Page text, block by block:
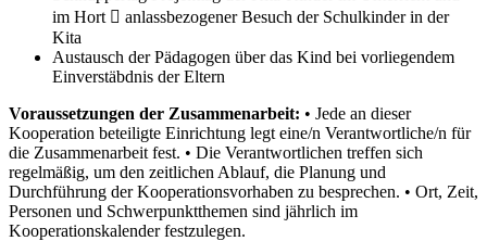
im Hort  anlassbezogener Besuch der Schulkinder in der
Kita
Austausch der Pädagogen über das Kind bei vorliegendem
Einverstäbdnis der Eltern
Voraussetzungen der Zusammenarbeit: • Jede an dieser
Kooperation beteiligte Einrichtung legt eine/n Verantwortliche/n für
die Zusammenarbeit fest. • Die Verantwortlichen treffen sich
regelmäßig, um den zeitlichen Ablauf, die Planung und
Durchführung der Kooperationsvorhaben zu besprechen. • Ort, Zeit,
Personen und Schwerpunktthemen sind jährlich im
Kooperationskalender festzulegen.